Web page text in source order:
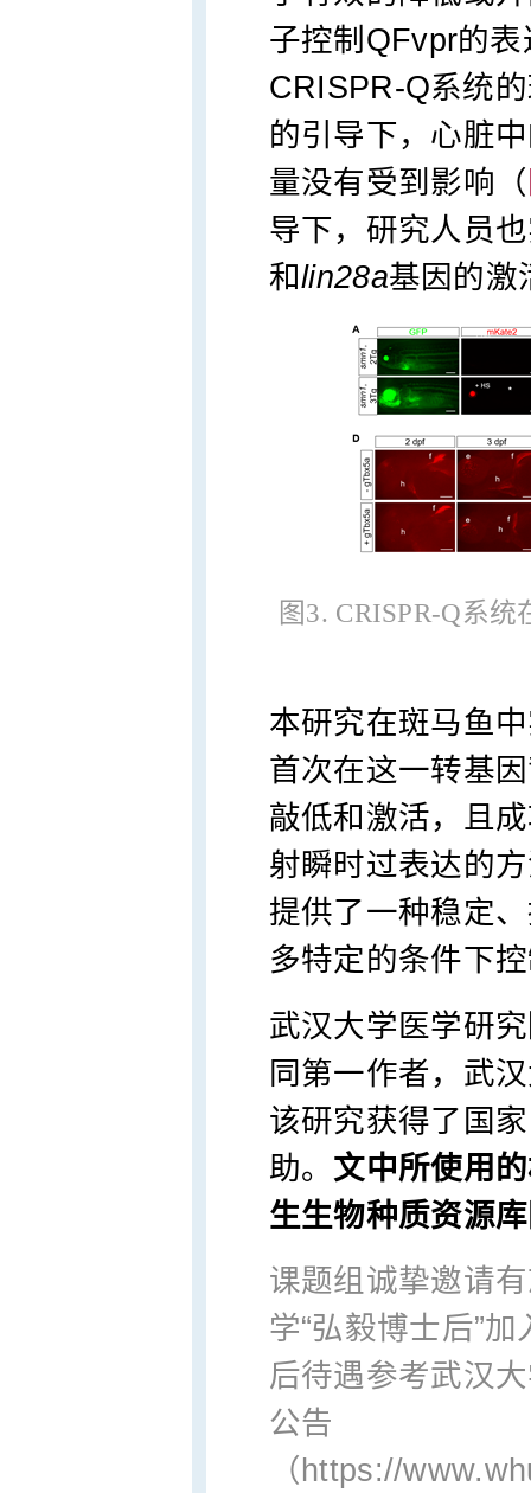
子控制QFvpr的
CRISPR-Q系统
的引导下，心脏
量没有受到影响（
导下，研究人员
和lin28a基因的激
图3. CRISPR-Q系
本研究在斑马鱼
首次在这一转基
敲低和激活，且
射瞬时过表达的
提供了一种稳定
多特定的条件下
武汉大学医学研
同第一作者，武
该研究获得了国
助。 文中所使用
生生物种质资源
课题组诚挚邀请
学“弘毅博士后”
后待遇参考武汉
公告
（https://